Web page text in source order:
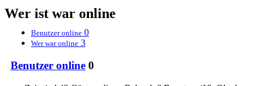
Wer ist war online
Benutzer online 0
Wer war online 3
Benutzer online 0